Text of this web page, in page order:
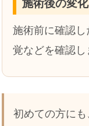
施術後の変
施術前に確認
覚などを確認し
初めての方に